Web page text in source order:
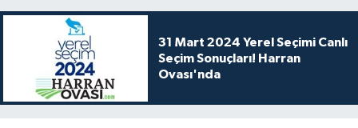
31 Mart 2024 Yerel Seçimi Canlı
Seçim Sonuçları! Harran
Ovası'nda